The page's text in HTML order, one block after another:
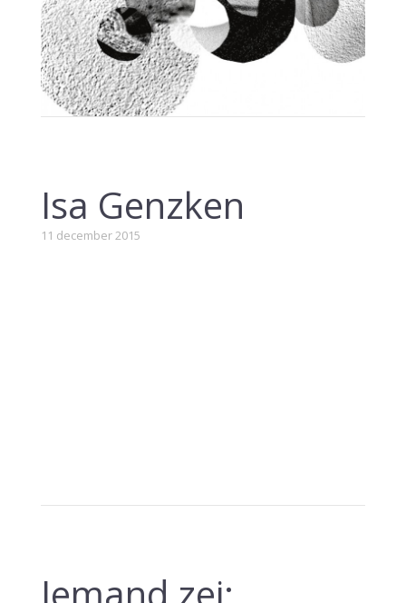
Isa Genzken
11 december 2015